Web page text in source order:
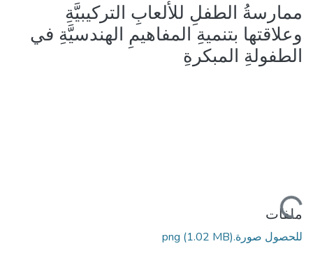
ممارسةُ الطفلِ للألعابِ التركيبيَّةِ
وعلاقتها بتنميةِ المفاهيمِ الهندسيَّةِ في
الطفولةِ المبكرةِ
جاري التحميل...
ملفات
للحصول صورة.png(1.02 MB)